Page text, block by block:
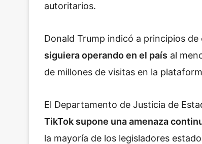
autoritarios.
Donald Trump indicó a principios
siguiera operando en el país al
de millones de visitas en la
El Departamento de Justicia de
TikTok supone una amenaza
la mayoría de los legisladores